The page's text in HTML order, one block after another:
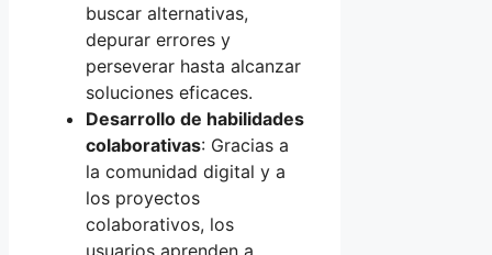
buscar alternativas,
depurar errores y
perseverar hasta alcanzar
soluciones eficaces.
Desarrollo de habilidades
colaborativas: Gracias a
la comunidad digital y a
los proyectos
colaborativos, los
usuarios aprenden a